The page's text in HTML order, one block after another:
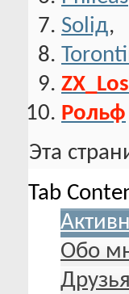
Soliд,
Рольф
Эта
Tab
Обо
Друзья